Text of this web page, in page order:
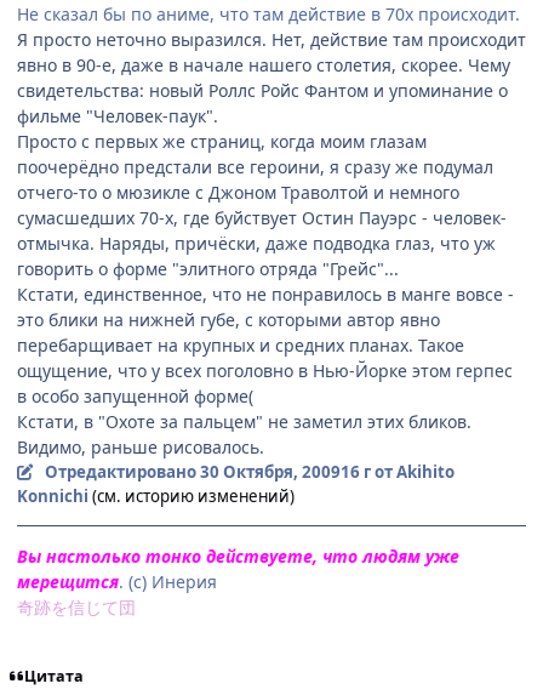
Не сказал бы по аниме, что там действие в 70х происходит.
Я просто неточно выразился. Нет, действие там происходит
явно в 90-е, даже в начале нашего столетия, скорее. Чему
свидетельства: новый Роллс Ройс Фантом и упоминание о
фильме "Человек-паук".
Просто с первых же страниц, когда моим глазам
поочерёдно предстали все героини, я сразу же подумал
отчего-то о мюзикле с Джоном Траволтой и немного
сумасшедших 70-х, где буйствует Остин Пауэрс - человек-
отмычка. Наряды, причёски, даже подводка глаз, что уж
говорить о форме "элитного отряда "Грейс"...
Кстати, единственное, что не понравилось в манге вовсе -
это блики на нижней губе, с которыми автор явно
перебарщивает на крупных и средних планах. Такое
ощущение, что у всех поголовно в Нью-Йорке этом герпес
в особо запущенной форме(
Кстати, в "Охоте за пальцем" не заметил этих бликов.
Видимо, раньше рисовалось.
Отредактировано30 Октября, 200916 гот Akihito
Konnichi (см. историю изменений)
Вы настолько тонко действуете, что людям уже
мерещится. (с) Инерия
奇跡を信じて団
Цитата